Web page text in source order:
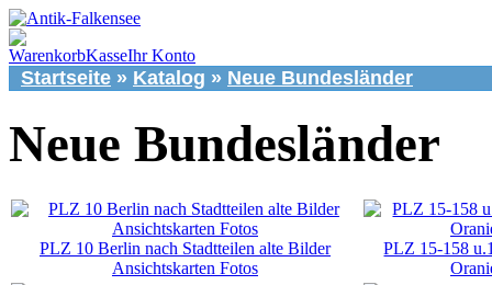
WarenkorbKasseIhr Konto
Startseite » Katalog » Neue Bundesländer
Neue Bundesländer
PLZ 10 Berlin nach Stadtteilen alte Bilder
Ansichtskarten Fotos
PLZ 15-158